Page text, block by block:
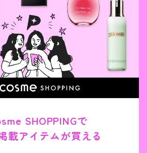
SHOPPINGで
載アイテムが買える